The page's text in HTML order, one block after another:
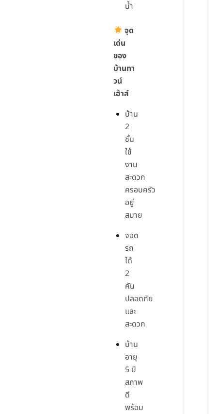
น้ำ
จุด
เด่น
ของ
บ้านทา
วน์
เฮ้าส์
บ้าน
2
ชั้น
ใช้
งาน
สะดวก
ครอบครัว
อยู่
สบาย
จอด
รถ
ได้
2
คัน
ปลอดภัย
และ
สะดวก
บ้าน
อายุ
5 ปี
สภาพ
ดี
พร้อม